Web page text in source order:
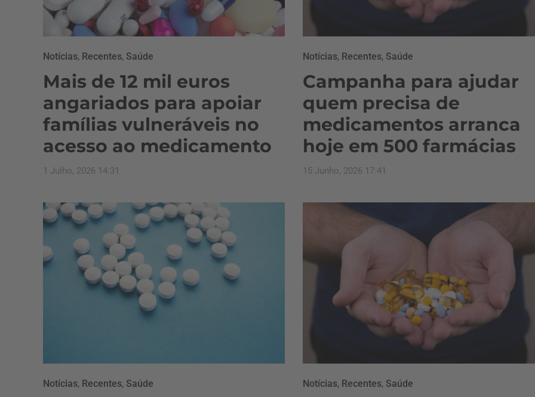
Notícias, Recentes, Saúde
Mais de 12 mil euros
angariados para apoiar
famílias vulneráveis no
acesso ao medicamento
1 Julho, 2026 14:31
Notícias, Recentes, Saúde
Campanha para ajudar
quem precisa de
medicamentos arranca
hoje em 500 farmácias
15 Junho, 2026 17:41
Notícias, Recentes, Saúde Notícias, Recentes, Saúde